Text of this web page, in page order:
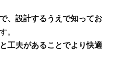
、設計するうえで知ってお
。
工夫があることでより快適